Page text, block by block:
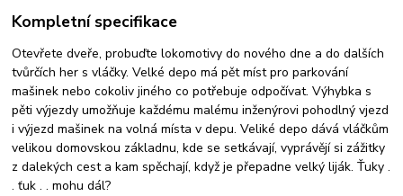
Kompletní specifikace
Otevřete dveře, probuďte lokomotivy do nového dne a do dalších
tvůrčích her s vláčky. Velké depo má pět míst pro parkování
mašinek nebo cokoliv jiného co potřebuje odpočívat. Výhybka s
pěti výjezdy umožňuje každému malému inženýrovi pohodlný vjezd
i výjezd mašinek na volná místa v depu. Veliké depo dává vláčkům
velikou domovskou základnu, kde se setkávají, vyprávějí si zážitky
z dalekých cest a kam spěchají, když je přepadne velký liják. Ťuky .
. ťuk . . mohu dál?